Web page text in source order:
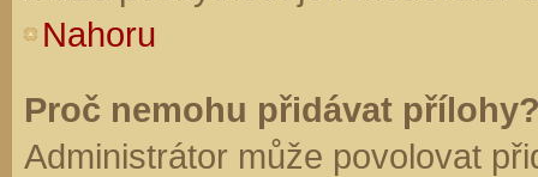
Nahoru
Proč nemohu přidávat
Administrátor může povolovat